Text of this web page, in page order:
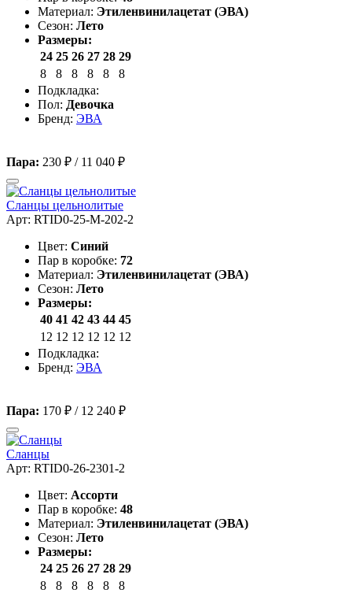
Материал: Этиленвинилацетат (ЭВА)
Сезон: Лето
Размеры:
24 25 26 27 28 29
8
8 8 8 8
8
Подкладка:
Пол: Девочка
Бренд: ЭВА
Пара: 230 ₽ / 11 040 ₽
Сланцы цельнолитые
Арт: RTID0-25-M-202-2
Цвет: Синий
Пар в коробке: 72
Материал: Этиленвинилацетат (ЭВА)
Сезон: Лето
Размеры:
40 41 42 43 44 45
12 12 12 12 12 12
Подкладка:
Бренд: ЭВА
Пара: 170 ₽ / 12 240 ₽
Сланцы
Арт: RTID0-26-2301-2
Цвет: Ассорти
Пар в коробке: 48
Материал: Этиленвинилацетат (ЭВА)
Сезон: Лето
Размеры:
24 25 26 27 28 29
8
8 8 8 8
8